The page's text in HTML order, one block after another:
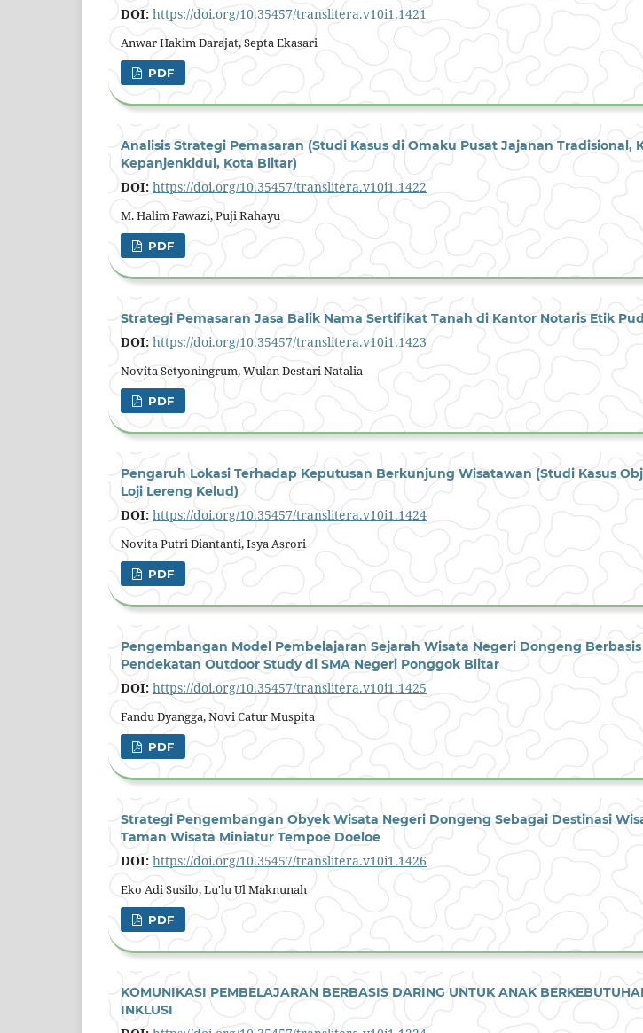
DOI: https://doi.org/10.35457/translitera.v10i1.1421
Anwar Hakim Darajat, Septa Ekasari
PDF
Analisis Strategi Pemasaran (Studi Kasus di Omaku Pusat Jajanan Tradisional,
Kepanjenkidul, Kota Blitar)
DOI: https://doi.org/10.35457/translitera.v10i1.1422
M. Halim Fawazi, Puji Rahayu
PDF
Strategi Pemasaran Jasa Balik Nama Sertifikat Tanah di Kantor Notaris Etik
DOI: https://doi.org/10.35457/translitera.v10i1.1423
Novita Setyoningrum, Wulan Destari Natalia
PDF
Pengaruh Lokasi Terhadap Keputusan Berkunjung Wisatawan (Studi Kasus
Loji Lereng Kelud)
DOI: https://doi.org/10.35457/translitera.v10i1.1424
Novita Putri Diantanti, Isya Asrori
PDF
Pengembangan Model Pembelajaran Sejarah Wisata Negeri Dongeng
Pendekatan Outdoor Study di SMA Negeri Ponggok Blitar
DOI: https://doi.org/10.35457/translitera.v10i1.1425
Fandu Dyangga, Novi Catur Muspita
PDF
Strategi Pengembangan Obyek Wisata Negeri Dongeng Sebagai Destinasi
Taman Wisata Miniatur Tempoe Doeloe
DOI: https://doi.org/10.35457/translitera.v10i1.1426
Eko Adi Susilo, Lu'lu Ul Maknunah
PDF
KOMUNIKASI PEMBELAJARAN BERBASIS DARING UNTUK ANAK
INKLUSI